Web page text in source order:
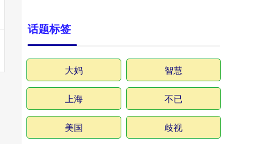
话题标签
大妈 智慧
上海 不已
美国 歧视